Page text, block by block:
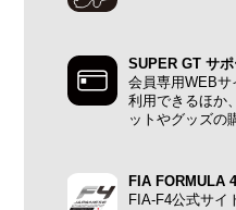
SUPER GT サ
会員専用WEBサ
利用できるほか
ットやグッズの
FIA FORMULA
FIA-F4公式サイ